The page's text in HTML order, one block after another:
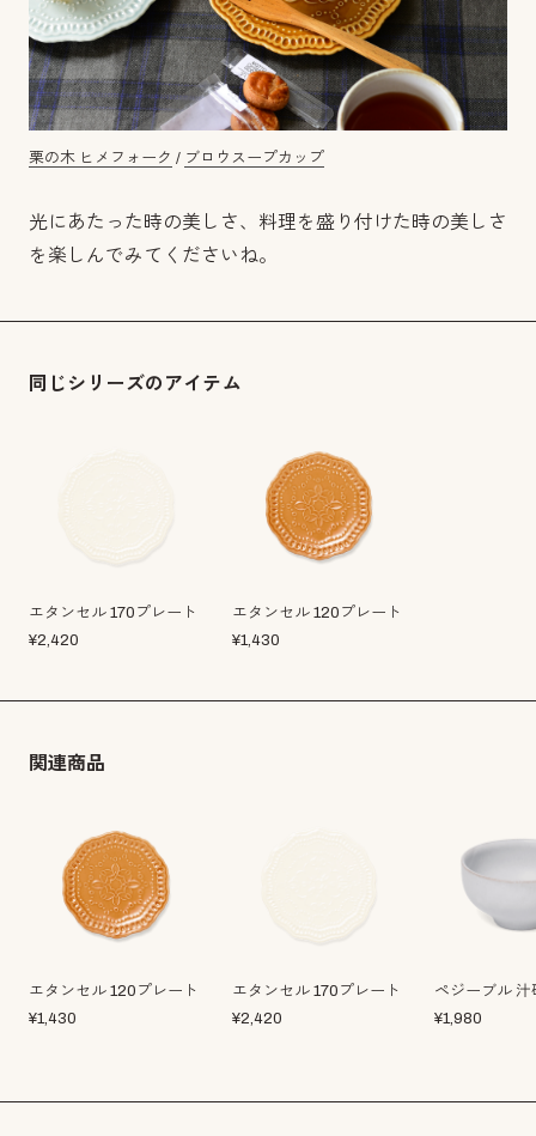
栗の木 ヒメフォーク / ブロウスープカップ
光にあたった時の美しさ、料理を盛り付けた時の美しさ
を楽しんでみてくださいね。
同じシリーズのアイテム
エタンセル 170プレート
¥2,420
エタンセル 120プレート
¥1,430
関連商品
エタンセル 120プレート
¥1,430
エタンセル 170プレート
¥2,420
ペジーブル 汁
¥1,980